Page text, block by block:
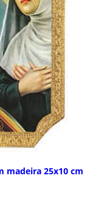
madeira 25x10 cm